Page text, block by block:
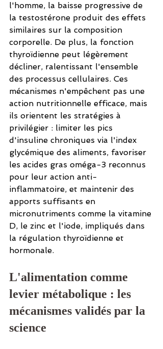
l'homme, la baisse progressive de
la testostérone produit des effets
similaires sur la composition
corporelle. De plus, la fonction
thyroïdienne peut légèrement
décliner, ralentissant l'ensemble
des processus cellulaires. Ces
mécanismes n'empêchent pas une
action nutritionnelle efficace, mais
ils orientent les stratégies à
privilégier : limiter les pics
d'insuline chroniques via l'index
glycémique des aliments, favoriser
les acides gras oméga-3 reconnus
pour leur action anti-
inflammatoire, et maintenir des
apports suffisants en
micronutriments comme la vitamine
D, le zinc et l'iode, impliqués dans
la régulation thyroïdienne et
hormonale.
L'alimentation comme
levier métabolique : les
mécanismes validés par la
science